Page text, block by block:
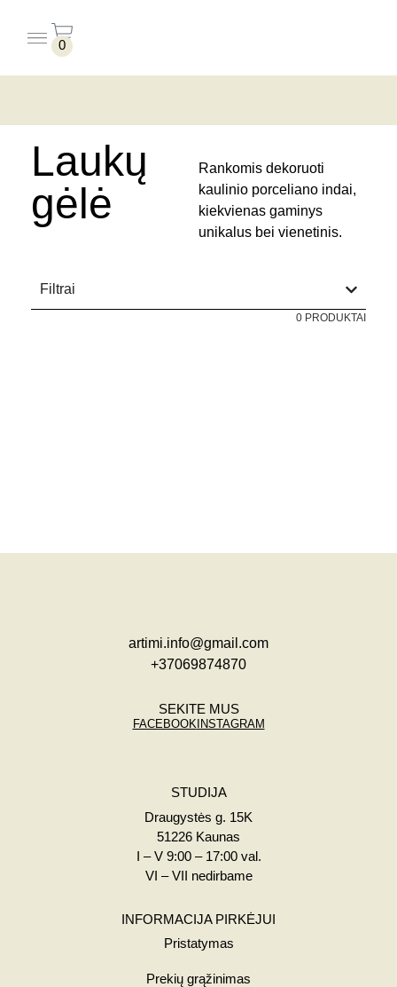
0
Laukų
gėlė
Rankomis dekoruoti
kaulinio porceliano indai,
kiekvienas gaminys
unikalus bei vienetinis.
Filtrai
0 PRODUKTAI
artimi.info@gmail.com
+37069874870
STUDIJA
Draugystės g. 15K
51226 Kaunas
I – V 9:00 – 17:00 val.
VI – VII nedirbame
INFORMACIJA PIRKĖJUI
Pristatymas
Prekių grąžinimas
SEKITE MUS
FACEBOOKINSTAGRAM